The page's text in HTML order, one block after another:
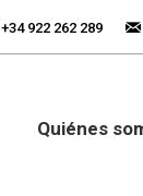
+34 922 262 289
Quiénes